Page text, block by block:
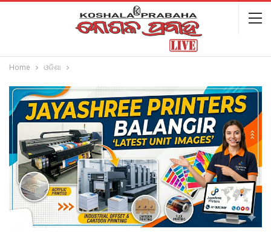
Home ଓଡିଶା